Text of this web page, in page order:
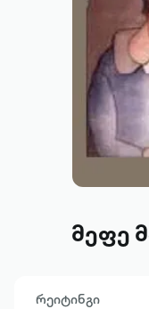
მეფე
რეიტინგი